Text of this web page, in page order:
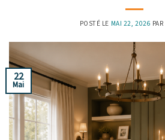
POSTÉ LE MAI 22, 2026 PAR
22
Mai